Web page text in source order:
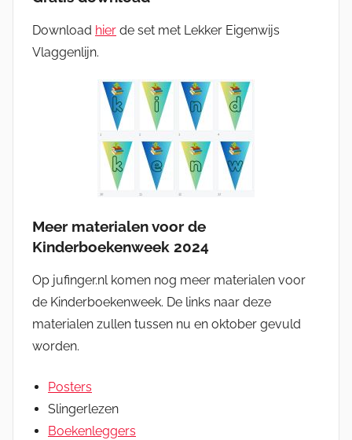
Download hier de set met Lekker Eigenwijs
Vlaggenlijn.
Meer materialen voor de
Kinderboekenweek 2024
Op jufinger.nl komen nog meer materialen voor
de Kinderboekenweek. De links naar deze
materialen zullen tussen nu en oktober gevuld
worden.
Posters
Slingerlezen
Boekenleggers